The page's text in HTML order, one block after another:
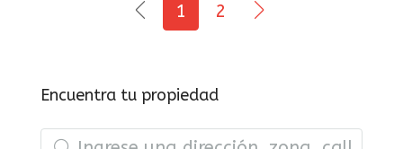
1 2
Encuentra tu propiedad